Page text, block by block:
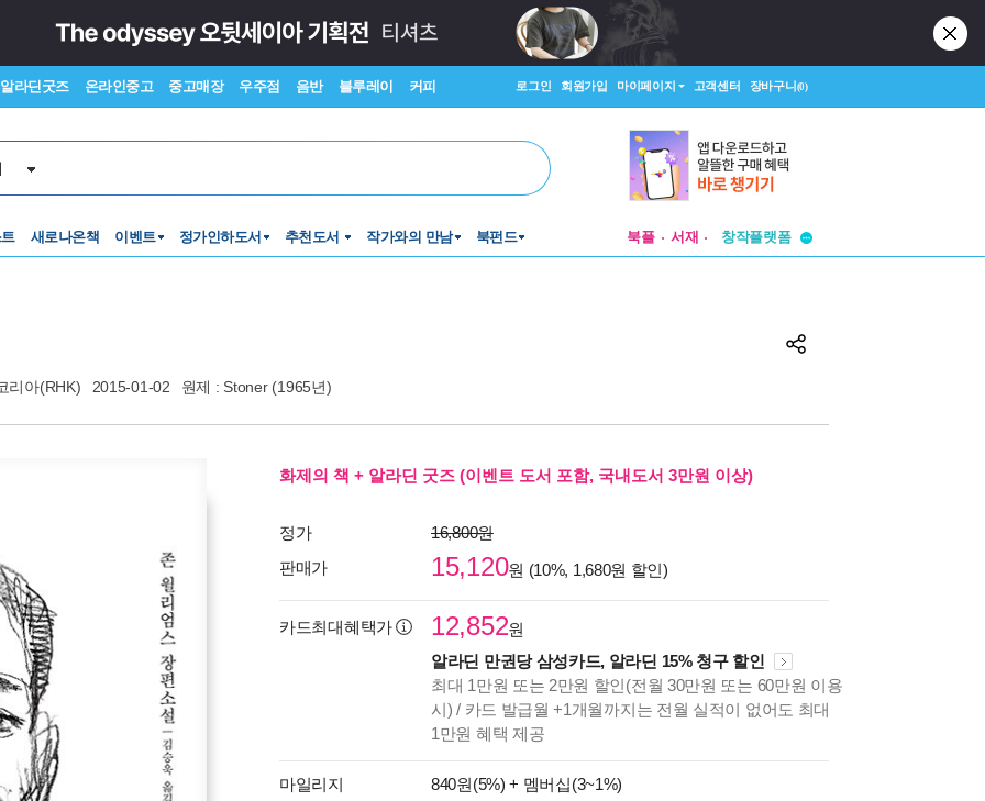
알라딘굿즈 온라인중고 중고매장 우주점 음반 블루레이 커피 로그인 회원가입 마이페이지 고객센터 장바구니(0)
새로나온책 이벤트 정가인하도서 추천도서 작가와의 만남 북펀드 북플 서재
창작플랫폼
리아(RHK) 2015-01-02 원제 : Stoner (1965년)
화제의 책 + 알라딘 굿즈 (이벤트 도서 포함, 국내도서 3만원 이상)
정가
16,800원
판매가
15,120원 (10%, 1,680원 할인)
카드최대혜택가 12,852원
알라딘 만권당 삼성카드, 알라딘 15% 청구 할인
최대 1만원 또는 2만원 할인(전월 30만원 또는 60만원 이용
시) / 카드 발급월 +1개월까지는 전월 실적이 없어도 최대
1만원 혜택 제공
마일리지 840원(5%) + 멤버십(3~1%)